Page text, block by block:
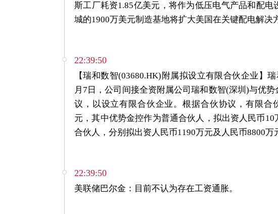
斯工厂耗资1.85亿美元，将作为低压电气产品和配
城的1900万美元制造基地将扩大美国在关键配电解决
22:39:50
【瑞和数智(03680.HK)附属拟设立有限合伙企业】瑞
月7日，公司间接全资附属公司瑞和数智(深圳)与优
议，以设立有限合伙企业。根据合伙协议，有限合
元，其中优势金控作为普通合伙人，拟出资人民币
合伙人，分别拟出资人民币1190万元及人民币8800万
22:39:50
美联储巴尔金：目前不认为存在工资通胀。